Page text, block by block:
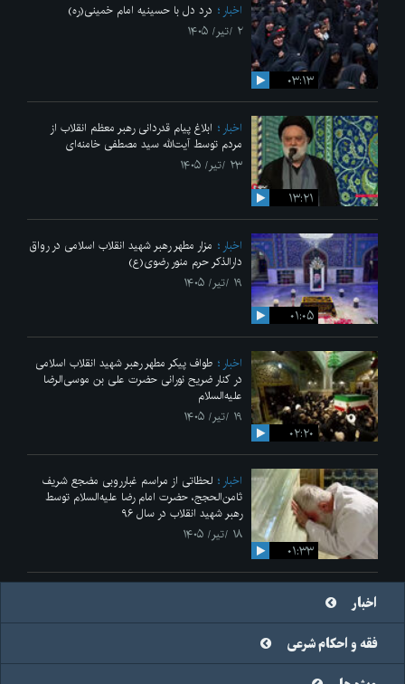
۰۳:۱۳
اخبار
درد دل با حسینیه امام خمینی(ره)
۲ /تیر/ ۱۴۰۵
۱۳:۲۱
اخبار
ابلاغ پیام قدردانی رهبر معظم انقلاب از
مردم توسط آیت‌الله سید مصطفی خامنه‌ای
۲۳ /تیر/ ۱۴۰۵
۰۱:۰۵
اخبار
مزار مطهر رهبر شهید انقلاب اسلامی در رواق
دارالذکر حرم منور رضوی(ع)
۱۹ /تیر/ ۱۴۰۵
۰۲:۲۰
اخبار
طواف پیکر مطهر رهبر شهید انقلاب اسلامی
در کنار ضریح نورانی حضرت علی‌ بن موسی‌الرضا
علیه‌السلام
۱۹ /تیر/ ۱۴۰۵
۰۱:۳۳
اخبار
لحظاتی از مراسم غبارروبی مضجع شریف
ثامن‌الحجج، حضرت امام رضا علیه‌السلام توسط
رهبر شهید انقلاب در سال ۹۶
۱۸ /تیر/ ۱۴۰۵
اخبار
فقه و احکام شرعی